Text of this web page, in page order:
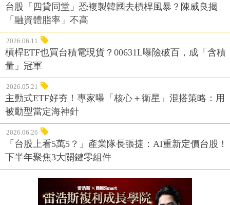
台股「四貸同堂」恐複製韓國去槓桿風暴？陳威良揭
「融資體脂率」不高
2026.06.11
槓桿ETF也買台積電現貨？00631L曝險破百，成「含積
量」冠軍
2026.05.21
主動式ETF好夯！專家曝「核心＋衛星」混搭策略：用
被動型當定海神針
2026.06.26
「台股上看5萬5？」產業隊長張捷：AI重新定價台股！
下半年聚焦3大關鍵零組件